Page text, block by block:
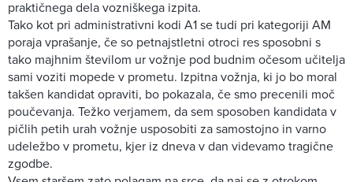
praktičnega dela vozniškega izpita.
Tako kot pri administrativni kodi A1 se tudi pri kategoriji AM
poraja vprašanje, če so petnajstletni otroci res sposobni s
tako majhnim številom ur vožnje pod budnim očesom učitelja
sami voziti mopede v prometu. Izpitna vožnja, ki jo bo moral
takšen kandidat opraviti, bo pokazala, če smo precenili moč
poučevanja. Težko verjamem, da sem sposoben kandidata v
pičlih petih urah vožnje usposobiti za samostojno in varno
udeležbo v prometu, kjer iz dneva v dan videvamo tragične
zgodbe.